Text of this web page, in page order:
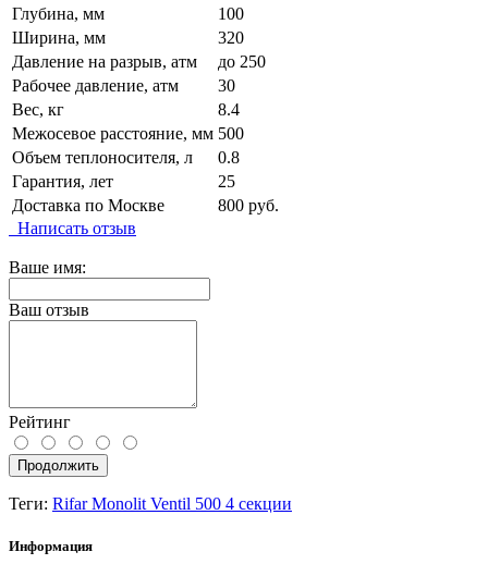
Глубина, мм
100
Ширина, мм
320
Давление на разрыв, атм
до 250
Рабочее давление, атм
30
Вес, кг
8.4
Межосевое расстояние, мм 500
Объем теплоносителя, л
0.8
Гарантия, лет
25
Доставка по Москве
800 руб.
Написать отзыв
Ваше имя:
Ваш отзыв
Рейтинг
Продолжить
Теги: Rifar Monolit Ventil 500 4 секции
Информация